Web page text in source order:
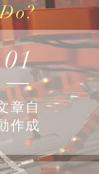
Do?
01
章自
作成